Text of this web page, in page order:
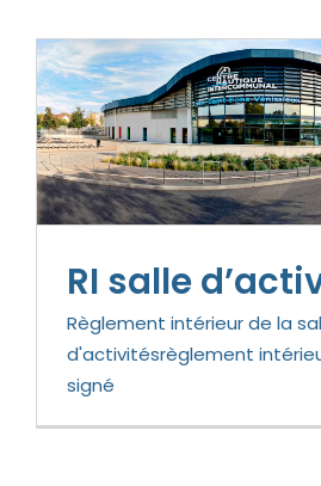
RI salle
Règlement intérieur de la
d'activitésrèglement
signé